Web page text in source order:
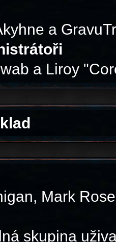
a
a Liroy
Mark
skupina